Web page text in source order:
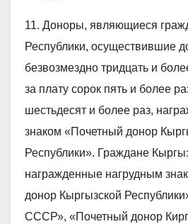
11. Доноры, являющиеся
Республики, осуществившие
безвозмездно тридцать и
за плату сорок пять и более
шестьдесят и более раз,
знаком «Почетный донор
Республики». Граждане
награжденные нагрудным
донор Кыргызской
СССР», «Почетный донор